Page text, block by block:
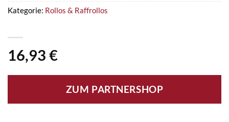
16,93 €
ZUM PARTNERSHOP
Kategorie: Rollos & Raffrollos